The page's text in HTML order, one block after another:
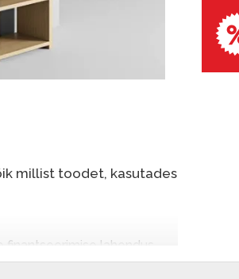
millist toodet, kasutades
lahendus,
eest hiljem tasuda.